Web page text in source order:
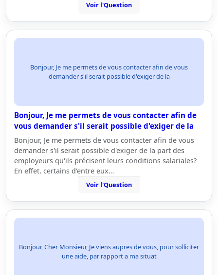
Voir l'Question
Bonjour, Je me permets de vous contacter afin de vous
demander s'il serait possible d'exiger de la
Bonjour, Je me permets de vous contacter afin de
vous demander s'il serait possible d'exiger de la
Bonjour, Je me permets de vous contacter afin de vous
demander s'il serait possible d'exiger de la part des
employeurs qu'ils précisent leurs conditions salariales?
En effet, certains d'entre eux…
Voir l'Question
Bonjour, Cher Monsieur, Je viens aupres de vous, pour solliciter
une aide, par rapport a ma situat